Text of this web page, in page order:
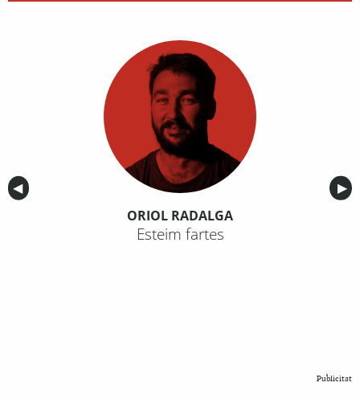
Anterior
◀︎ ▶︎
ORIOL RADALGA
Esteim fartes
Publicitat